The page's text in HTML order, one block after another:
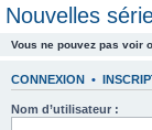
Nouvelles
Vous ne pouvez pas voir
CONNEXION •
Nom d’utilisateur :